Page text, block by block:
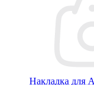
Накладка для